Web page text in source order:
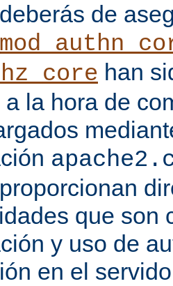
de
han
la hora de
que son
y uso de
en el